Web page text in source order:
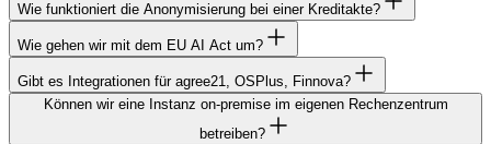
Wie funktioniert die Anonymisierung bei einer Kreditakte?
Wie gehen wir mit dem EU AI Act um?
Gibt es Integrationen für agree21, OSPlus, Finnova?
Können wir eine Instanz on-premise im eigenen Rechenzentrum
betreiben?